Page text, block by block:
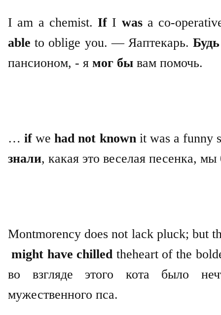
I am a chemist. If I wasa co-
able to oblige you. — Яаптекарь.
пансионом, - я мог бы вам помочь.
…if we had not known it was a funny
знали, какая это веселая песенка, мы
Montmorency does not lack pluck;but
might have chilled theheart of the
во взгляде этого кота было
мужественного пса.